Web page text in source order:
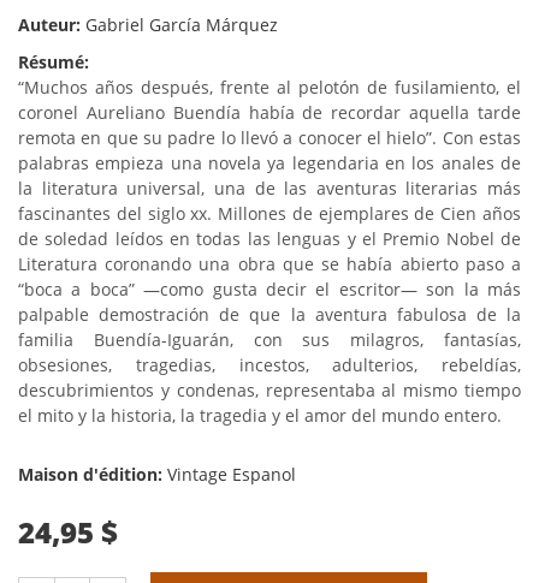
Auteur: Gabriel García Márquez
Résumé:
“Muchos años después, frente al pelotón de fusilamiento, el
coronel Aureliano Buendía había de recordar aquella tarde
remota en que su padre lo llevó a conocer el hielo”. Con estas
palabras empieza una novela ya legendaria en los anales de
la literatura universal, una de las aventuras literarias más
fascinantes del siglo xx. Millones de ejemplares de Cien años
de soledad leídos en todas las lenguas y el Premio Nobel de
Literatura coronando una obra que se había abierto paso a
“boca a boca” —como gusta decir el escritor— son la más
palpable demostración de que la aventura fabulosa de la
familia Buendía-Iguarán, con sus milagros, fantasías,
obsesiones, tragedias, incestos, adulterios, rebeldías,
descubrimientos y condenas, representaba al mismo tiempo
el mito y la historia, la tragedia y el amor del mundo entero.
Maison d'édition: Vintage Espanol
24,95 $